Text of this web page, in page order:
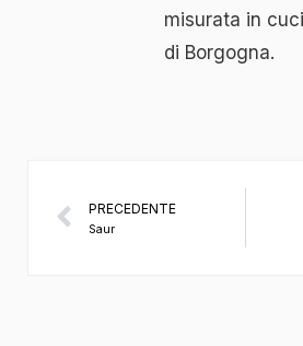
misurata in
di Borgogna.
PRECEDENTE
Saur